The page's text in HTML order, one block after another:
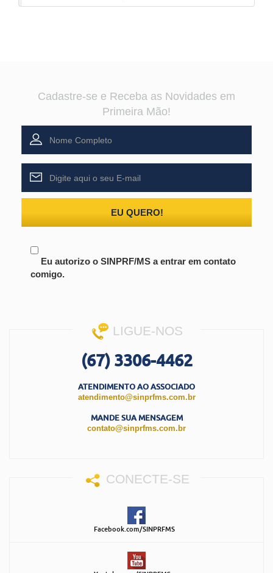
Cadastre-se e Receba as Novidades em
Primeira Mão!
EU QUERO!
Eu autorizo o SINPRF/MS a entrar em contato
comigo.
LIGUE-NOS
(67) 3306-4462
ATENDIMENTO AO ASSOCIADO
atendimento@sinprfms.com.br
MANDE SUA MENSAGEM
contato@sinprfms.com.br
CONECTE-SE
Facebook.com/SINPRFMS